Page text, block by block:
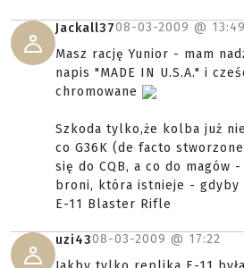
Jackall3708-03-2009 @ 13:49
Masz rację Yunior - mam
napis "MADE IN U.S.A." i
chromowane
Szkoda tylko,że kolba już
co G36K (de facto
się do CQB, a co do magów
broni, która istnieje - gdyby
E-11 Blaster Rifle
uzi4308-03-2009 @ 17:22